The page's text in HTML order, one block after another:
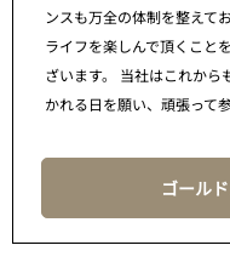
ンスも万全の体制を整えて
ライフを楽しんで頂くこと
ざいます。 当社はこれか
かれる日を願い、頑張って参
ゴール